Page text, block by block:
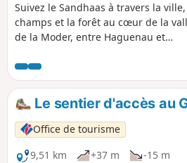
Suivez le Sandhaas à travers la
champs et la forêt au cœur de la
de la Moder, entre Haguenau et
lièvre de sable – est le surnom qui fut
donné aux Haguenoviens à
l’Alsace était sous l’autorité de
allemand, à cause de la présence en
grand nombre des lièvres dans cette
partie de la région au sol très
sablonneux.
Le sentier d'accès au
Office de tourisme
9,51 km
+37 m
-15 m